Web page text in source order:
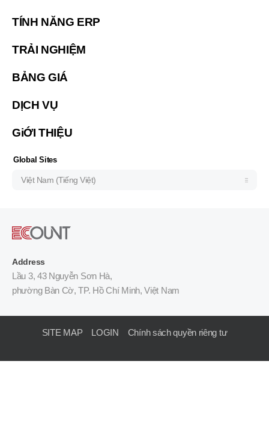
TÍNH NĂNG ERP
TRẢI NGHIỆM
BẢNG GIÁ
DỊCH VỤ
GiỚI THIỆU
Global Sites
Việt Nam (Tiếng Việt)
繁體中文
Malaysia (English)
한국 (한국어)
Philipines(English)
Узбекистан (русский)
Address
Lầu 3, 43 Nguyễn Sơn Hà,
phường Bàn Cờ, TP. Hồ Chí Minh, Việt Nam
SITE MAP LOGIN Chính sách quyền riêng tư